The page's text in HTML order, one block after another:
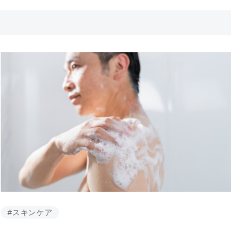
#スキンケア